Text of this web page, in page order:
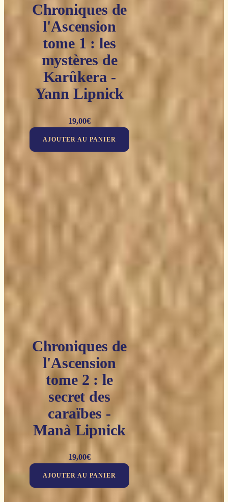
Chroniques de
l'Ascension
tome 1 : les
mystères de
Karûkera -
Yann Lipnick
19,00€
AJOUTER AU PANIER
Chroniques de
l'Ascension
tome 2 : le
secret des
caraïbes -
Manà Lipnick
19,00€
AJOUTER AU PANIER